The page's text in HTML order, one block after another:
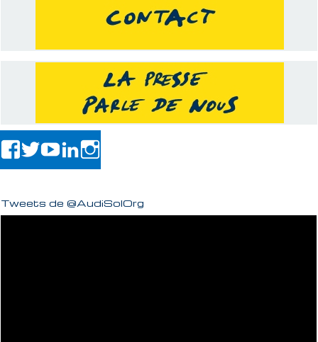
Tweets de @AudiSolOrg